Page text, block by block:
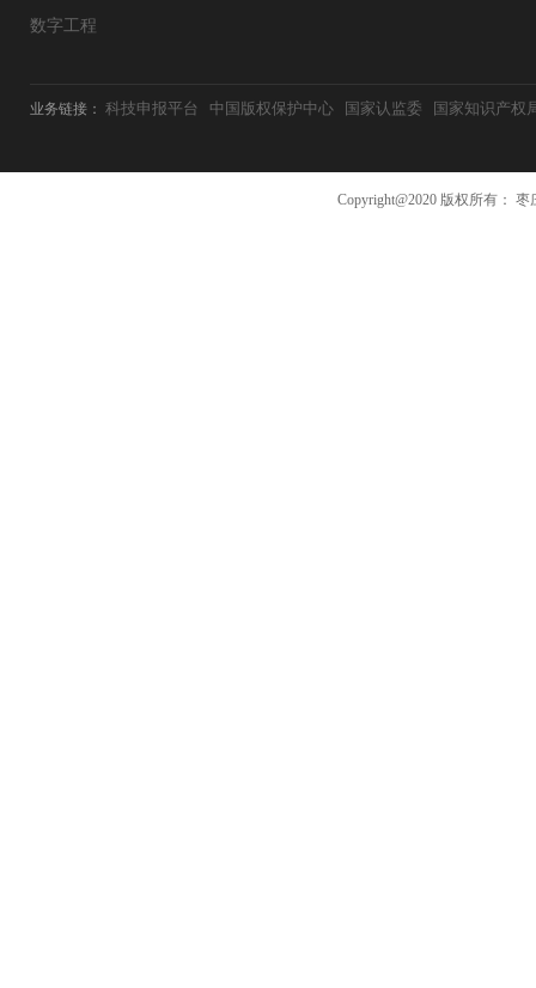
数字工程
业务链接： 科技申报平台 中国版权保护中心 国家认监委 国家知识产权
Copyright@2020 版权所有